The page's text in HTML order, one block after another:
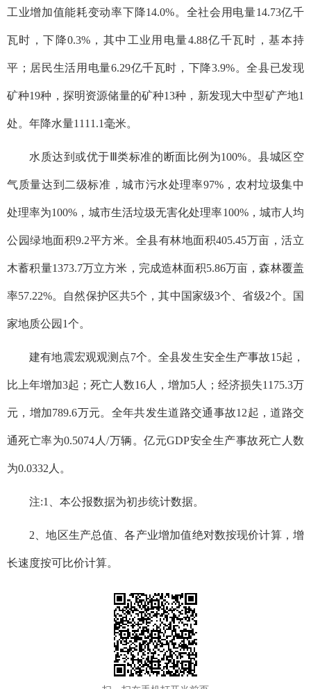
工业增加值能耗变动率下降14.0%。全社会用电量14.73亿千
瓦时，下降0.3%，其中工业用电量4.88亿千瓦时，基本持
平；居民生活用电量6.29亿千瓦时，下降3.9%。全县已发现
矿种19种，探明资源储量的矿种13种，新发现大中型矿产地1
处。年降水量1111.1毫米。
水质达到或优于Ⅲ类标准的断面比例为100%。县城区空
气质量达到二级标准，城市污水处理率97%，农村垃圾集中
处理率为100%，城市生活垃圾无害化处理率100%，城市人均
公园绿地面积9.2平方米。全县有林地面积405.45万亩，活立
木蓄积量1373.7万立方米，完成造林面积5.86万亩，森林覆盖
率57.22%。自然保护区共5个，其中国家级3个、省级2个。国
家地质公园1个。
建有地震宏观观测点7个。全县发生安全生产事故15起，
比上年增加3起；死亡人数16人，增加5人；经济损失1175.3万
元，增加789.6万元。全年共发生道路交通事故12起，道路交
通死亡率为0.5074人/万辆。亿元GDP安全生产事故死亡人数
为0.0332人。
注:1、本公报数据为初步统计数据。
2、地区生产总值、各产业增加值绝对数按现价计算，增
长速度按可比价计算。